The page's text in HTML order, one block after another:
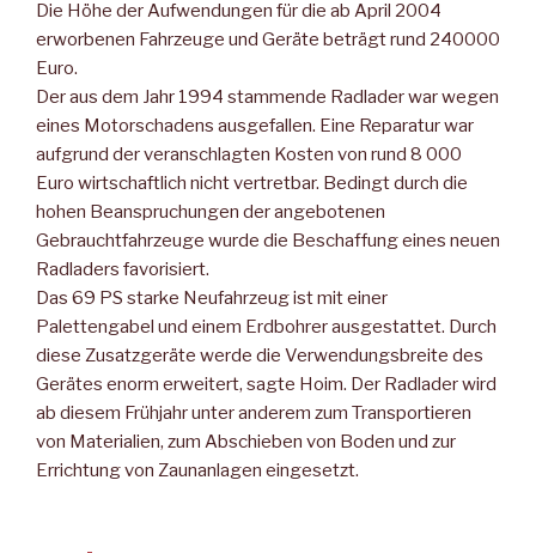
Die Höhe der Aufwendungen für die ab April 2004
erworbenen Fahrzeuge und Geräte beträgt rund 240000
Euro.
Der aus dem Jahr 1994 stammende Radlader war wegen
eines Motorschadens ausgefallen. Eine Reparatur war
aufgrund der veranschlagten Kosten von rund 8 000
Euro wirtschaftlich nicht vertretbar. Bedingt durch die
hohen Beanspruchungen der angebotenen
Gebrauchtfahrzeuge wurde die Beschaffung eines neuen
Radladers favorisiert.
Das 69 PS starke Neufahrzeug ist mit einer
Palettengabel und einem Erdbohrer ausgestattet. Durch
diese Zusatzgeräte werde die Verwendungsbreite des
Gerätes enorm erweitert, sagte Hoim. Der Radlader wird
ab diesem Frühjahr unter anderem zum Transportieren
von Materialien, zum Abschieben von Boden und zur
Errichtung von Zaunanlagen eingesetzt.